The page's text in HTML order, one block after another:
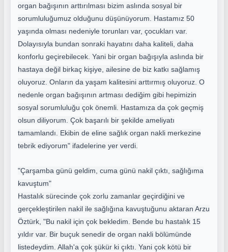
organ bağışının arttırılması bizim aslında sosyal bir
sorumluluğumuz olduğunu düşünüyorum. Hastamız 50
yaşında olması nedeniyle torunları var, çocukları var.
Dolayısıyla bundan sonraki hayatını daha kaliteli, daha
konforlu geçirebilecek. Yani bir organ bağışıyla aslında bir
hastaya değil birkaç kişiye, ailesine de biz katkı sağlamış
oluyoruz. Onların da yaşam kalitesini arttırmış oluyoruz. O
nedenle organ bağışının artması dediğim gibi hepimizin
sosyal sorumluluğu çok önemli. Hastamıza da çok geçmiş
olsun diliyorum. Çok başarılı bir şekilde ameliyatı
tamamlandı. Ekibin de eline sağlık organ nakli merkezine
tebrik ediyorum" ifadelerine yer verdi.
"Çarşamba günü geldim, cuma günü nakil çıktı, sağlığıma
kavuştum"
Hastalık sürecinde çok zorlu zamanlar geçirdiğini ve
gerçekleştirilen nakil ile sağlığına kavuştuğunu aktaran Arzu
Öztürk, "Bu nakil için çok bekledim. Bende bu hastalık 15
yıldır var. Bir buçuk senedir de organ nakli bölümünde
listedeydim. Allah'a çok şükür ki çıktı. Yani çok kötü bir